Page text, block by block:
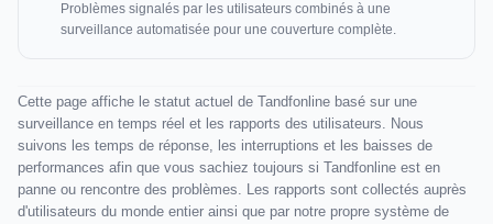
Problèmes signalés par les utilisateurs combinés à une
surveillance automatisée pour une couverture complète.
Cette page affiche le statut actuel de Tandfonline basé sur une
surveillance en temps réel et les rapports des utilisateurs. Nous
suivons les temps de réponse, les interruptions et les baisses de
performances afin que vous sachiez toujours si Tandfonline est en
panne ou rencontre des problèmes. Les rapports sont collectés auprès
d'utilisateurs du monde entier ainsi que par notre propre système de